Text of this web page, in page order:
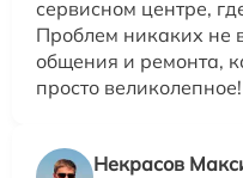
сервисном центре,
Проблем никаких не
общения и ремонта,
просто
Некрасов